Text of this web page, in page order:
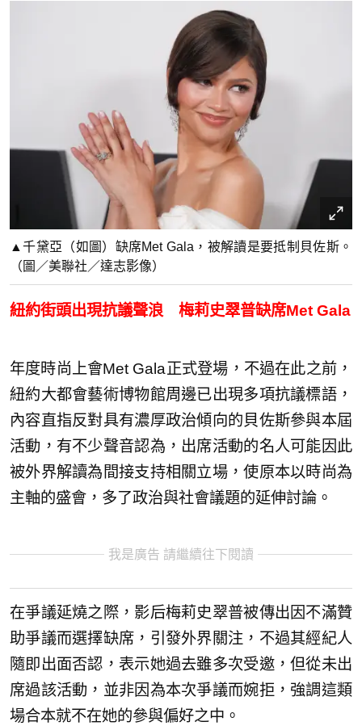
▲千黛亞（如圖）缺席Met Gala，被解讀是要抵制貝佐斯。
（圖／美聯社／達志影像）
紐約街頭出現抗議聲浪 梅莉史翠普缺席Met Gala
年度時尚上會Met Gala正式登場，不過在此之前，
紐約大都會藝術博物館周邊已出現多項抗議標語，
內容直指反對具有濃厚政治傾向的貝佐斯參與本屆
活動，有不少聲音認為，出席活動的名人可能因此
被外界解讀為間接支持相關立場，使原本以時尚為
主軸的盛會，多了政治與社會議題的延伸討論。
我是廣告 請繼續往下閱讀
在爭議延燒之際，影后梅莉史翠普被傳出因不滿贊
助爭議而選擇缺席，引發外界關注，不過其經紀人
隨即出面否認，表示她過去雖多次受邀，但從未出
席過該活動，並非因為本次爭議而婉拒，強調這類
場合本就不在她的參與偏好之中。